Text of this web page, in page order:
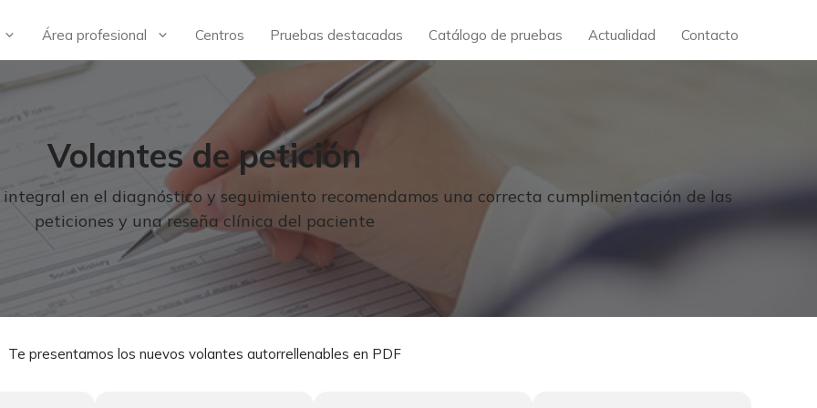
Área profesional Centros Pruebas destacadas Catálogo de pruebas Actualidad Contacto
Volantes de petición
en el diagnóstico y seguimiento recomendamos una correcta cumplimentación de las
peticiones y una reseña clínica del paciente
Te presentamos los nuevos volantes autorrellenables en PDF